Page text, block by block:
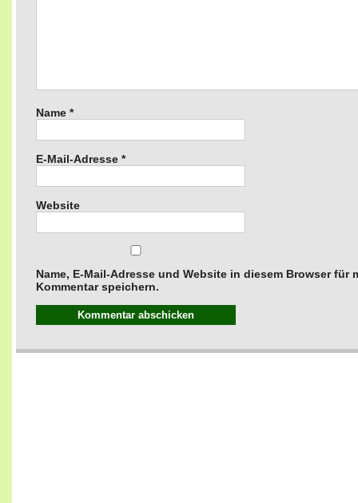
Name *
E-Mail-Adresse *
Website
Name, E-Mail-Adresse und Website in diesem Browser für
Kommentar speichern.